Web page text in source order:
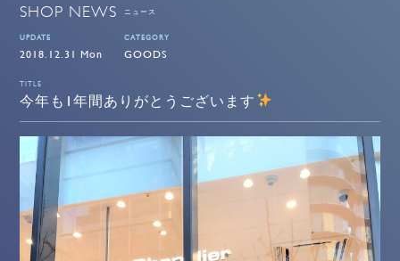
SHOP NEWS ニュース
UPDATE
2018.12.31 Mon
CATEGORY
GOODS
TITLE
今年も1年間ありがとうございます